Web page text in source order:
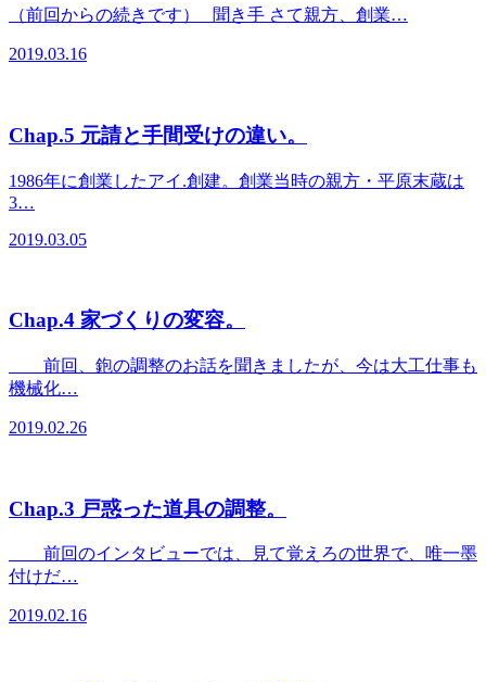
（前回からの続きです） 聞き手 さて親方、創業…
2019.03.16
Chap.5 元請と手間受けの違い。
1986年に創業したアイ.創建。創業当時の親方・平原末蔵は
3…
2019.03.05
Chap.4 家づくりの変容。
＿＿前回、鉋の調整のお話を聞きましたが、今は大工仕事も
機械化…
2019.02.26
Chap.3 戸惑った道具の調整。
＿＿前回のインタビューでは、見て覚えろの世界で、唯一墨
付けだ…
2019.02.16